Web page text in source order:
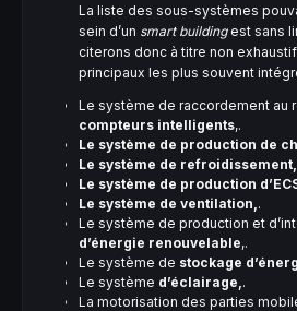
La liste des sous-systèmes
sein d’un smart building est sans
citerons donc à titre non
principaux les plus souvent
Le système de raccordement au
compteurs intelligents,.
Le système de production de
Le système de refroidissement,
Le système de production
Le système de ventilation, .
Le système de production et
d’énergie renouvelable,.
Le système de stockage
Le système d’éclairage, .
La motorisation des parties